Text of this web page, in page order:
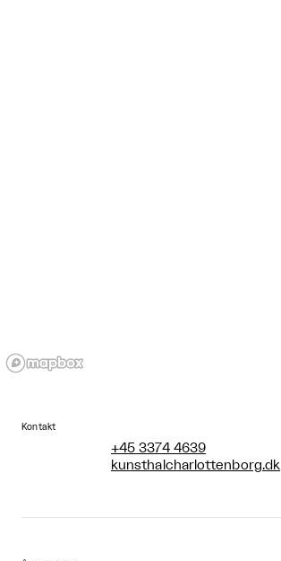
Kontakt
+45 3374 4639
kunsthalcharlottenborg.dk